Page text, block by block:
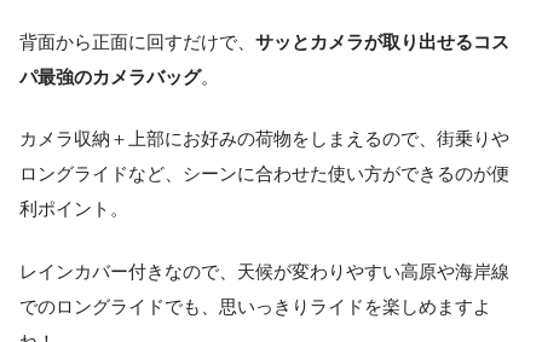
背面から正面に回すだけで、 サッとカメラが取り出せるコス
パ最強のカメラバッグ。
カメラ収納＋上部にお好みの荷物をしまえるので、街乗りや
ロングライドなど、シーンに合わせた使い方ができるのが便
利ポイント。
レインカバー付きなので、天候が変わりやすい高原や海岸線
でのロングライドでも、思いっきりライドを楽しめますよ